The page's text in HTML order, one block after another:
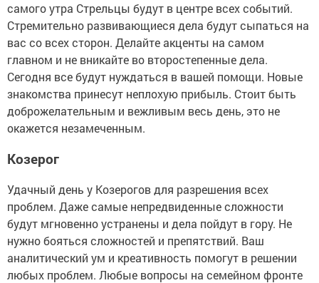
самого утра Стрельцы будут в центре всех событий.
Стремительно развивающиеся дела будут сыпаться на
вас со всех сторон. Делайте акценты на самом
главном и не вникайте во второстепенные дела.
Сегодня все будут нуждаться в вашей помощи. Новые
знакомства принесут неплохую прибыль. Стоит быть
доброжелательным и вежливым весь день, это не
окажется незамеченным.
Козерог
Удачный день у Козерогов для разрешения всех
проблем. Даже самые непредвиденные сложности
будут мгновенно устранены и дела пойдут в гору. Не
нужно бояться сложностей и препятствий. Ваш
аналитический ум и креативность помогут в решении
любых проблем. Любые вопросы на семейном фронте